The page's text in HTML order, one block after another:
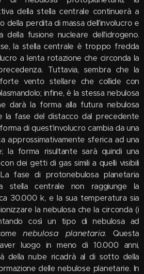
della stella centrale continuerà a
della perdita di massa dell'involucro e
della fusione nucleare dell'idrogeno.
la stella centrale è troppo fredda
a lenta rotazione che circonda la
Tuttavia, sembra che la
vento stellare che collide con
infine, è la stessa nebulosa
darà la forma alla futura nebulosa
la fase del distacco dal precedente
di quest'involucro cambia da una
approssimativamente sferica ad una
la forma risultante sarà quindi una
dei getti di gas simili a quelli visibili
fase di protonebulosa planetaria
stella centrale non raggiunge la
30.000 k, e la sua temperatura sia
la nebulosa che la circonda (i
così un tipo di nebulosa ad
nebulosa planetaria. Questa
luogo in meno di 10.000 anni,
della nube ricadrà al di sotto della
delle nebulose planetarie. In